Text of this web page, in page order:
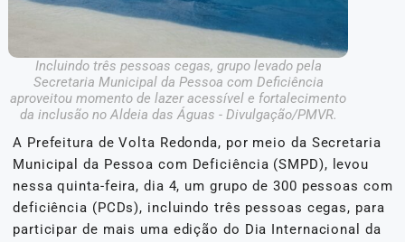
Incluindo três pessoas cegas, grupo levado pela
Secretaria Municipal da Pessoa com Deficiência
aproveitou momento de lazer acessível e fortalecimento
da inclusão no Aldeia das Águas - Divulgação/PMVR.
A Prefeitura de Volta Redonda, por meio da Secretaria
Municipal da Pessoa com Deficiência (SMPD), levou
nessa quinta-feira, dia 4, um grupo de 300 pessoas com
deficiência (PCDs), incluindo três pessoas cegas, para
participar de mais uma edição do Dia Internacional da